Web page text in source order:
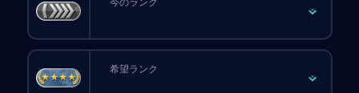
希望ランク